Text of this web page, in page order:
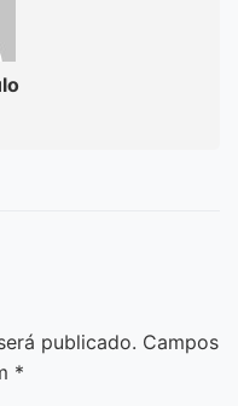
publicado. Campos
*